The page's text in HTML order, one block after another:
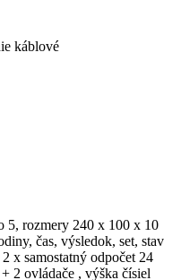
káblové
5, rozmery 240 x 100 x 10
čas, výsledok, set, stav
x samostatný odpočet 24
2 ovládače , výška čísiel